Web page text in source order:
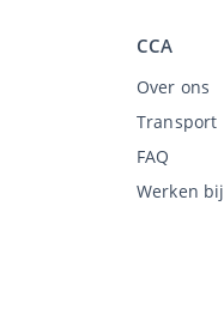
CCA
Over ons
Transport
FAQ
Werken bij